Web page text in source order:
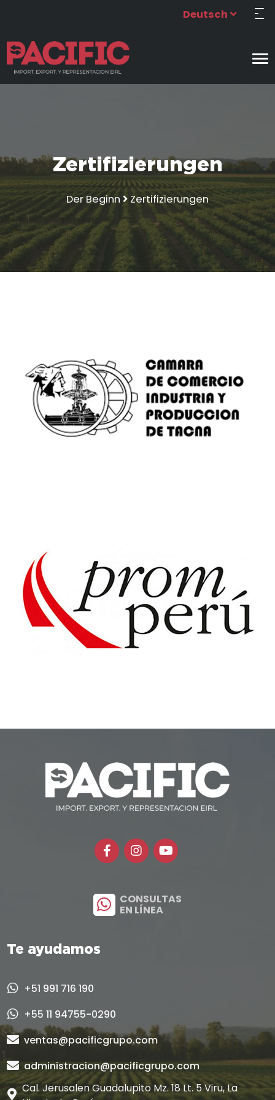
Deutsch
Zertifizierungen
Der Beginn Zertifizierungen
CONSULTAS
EN LÍNEA
Te ayudamos
+51 991 716 190
+55 11 94755-0290
ventas@pacificgrupo.com
administracion@pacificgrupo.com
Cal. Jerusalen Guadalupito Mz. 18 Lt. 5 Viru, La